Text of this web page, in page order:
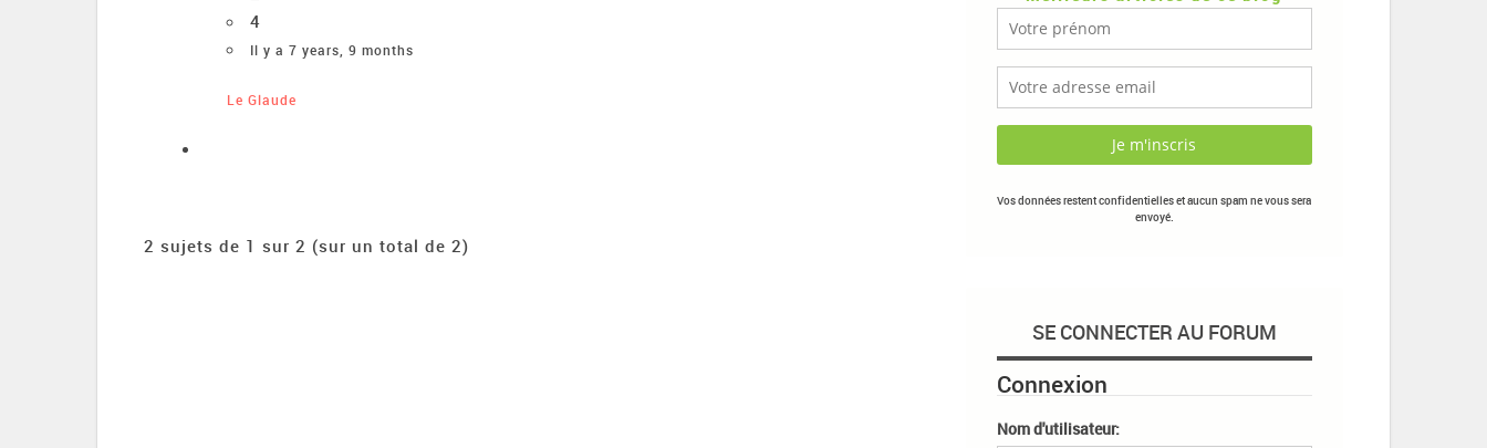
4
Il y a 7 years, 9 months
Le Glaude
2 sujets de 1 sur 2 (sur un total de 2)
Vos données restent confidentielles et aucun spam ne vous sera
envoyé.
SE CONNECTER AU FORUM
Connexion
Nom d'utilisateur: